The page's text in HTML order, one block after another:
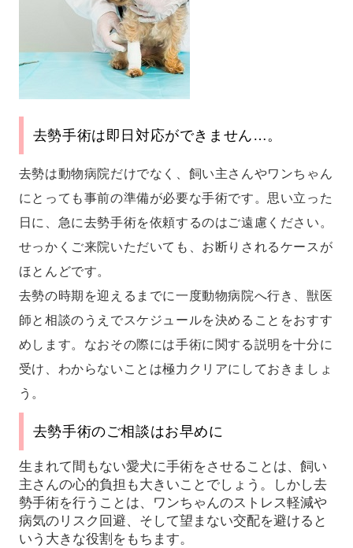
去勢手術は即日対応ができません…。
去勢は動物病院だけでなく、飼い主さんやワンちゃん
にとっても事前の準備が必要な手術です。思い立った
日に、急に去勢手術を依頼するのはご遠慮ください。
せっかくご来院いただいても、お断りされるケースが
ほとんどです。
去勢の時期を迎えるまでに一度動物病院へ行き、獣医
師と相談のうえでスケジュールを決めることをおすす
めします。なおその際には手術に関する説明を十分に
受け、わからないことは極力クリアにしておきましょ
う。
去勢手術のご相談はお早めに
生まれて間もない愛犬に手術をさせることは、飼い
主さんの心的負担も大きいことでしょう。しかし去
勢手術を行うことは、ワンちゃんのストレス軽減や
病気のリスク回避、そして望まない交配を避けると
いう大きな役割をもちます。